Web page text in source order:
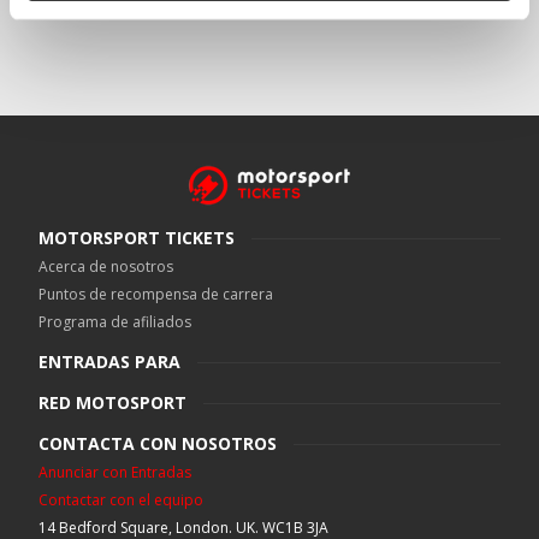
MOTORSPORT TICKETS
Acerca de nosotros
Puntos de recompensa de carrera
Programa de afiliados
ENTRADAS PARA
RED MOTOSPORT
CONTACTA CON NOSOTROS
Anunciar con Entradas
Contactar con el equipo
14 Bedford Square, London. UK. WC1B 3JA